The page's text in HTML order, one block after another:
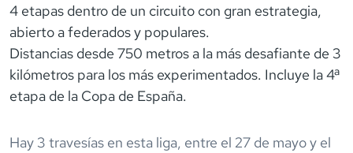
4 etapas dentro de un circuito con gran estrategia,
abierto a federados y populares.
Distancias desde 750 metros a la más desafiante de 3
kilómetros para los más experimentados. Incluye la 4ª
etapa de la Copa de España.
Hay 3 travesías en esta liga, entre el 27 de mayoy el